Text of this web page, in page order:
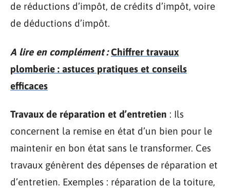
de réductions d’impôt, de crédits d’impôt, voire
de déductions d’impôt.
A lire en complément : Chiffrer travaux
plomberie : astuces pratiques et conseils
efficaces
Travaux de réparation et d’entretien : Ils
concernent la remise en état d’un bien pour le
maintenir en bon état sans le transformer. Ces
travaux génèrent des dépenses de réparation et
d’entretien. Exemples : réparation de la toiture,